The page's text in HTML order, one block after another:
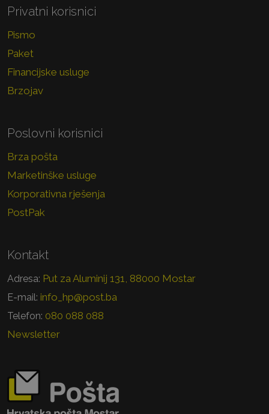
Privatni korisnici
Pismo
Paket
Financijske usluge
Brzojav
Poslovni korisnici
Brza pošta
Marketinške usluge
Korporativna rješenja
PostPak
Kontakt
Adresa: Put za Aluminij 131, 88000 Mostar
E-mail: info_hp@post.ba
Telefon: 080 088 088
Newsletter